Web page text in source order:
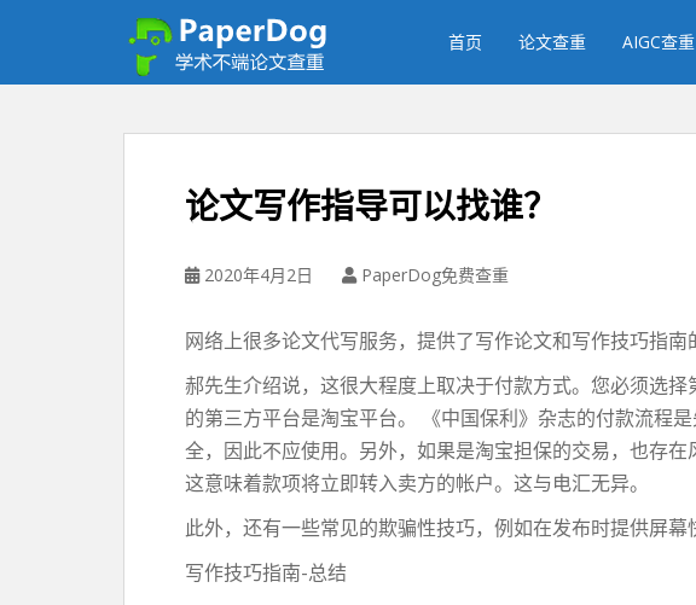
首页 论文查重 AIGC查重
论文写作指导可以找谁？
2020年4月2日 PaperDog免费查重
网络上很多论文代写服务，提供了写作论文和写作技巧指
郝先生介绍说，这很大程度上取决于付款方式。您必须选
的第三方平台是淘宝平台。 《中国保利》杂志的付款流程
全，因此不应使用。另外，如果是淘宝担保的交易，也存
这意味着款项将立即转入卖方的帐户。这与电汇无异。
此外，还有一些常见的欺骗性技巧，例如在发布时提供屏
写作技巧指南-总结